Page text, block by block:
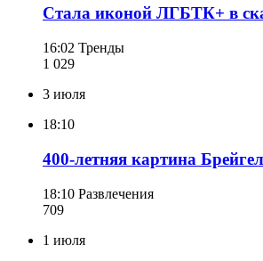
Стала иконой ЛГБТК+ в
16:02 Тренды
1 029
3 июля
18:10
400-летняя картина
18:10 Развлечения
709
1 июля